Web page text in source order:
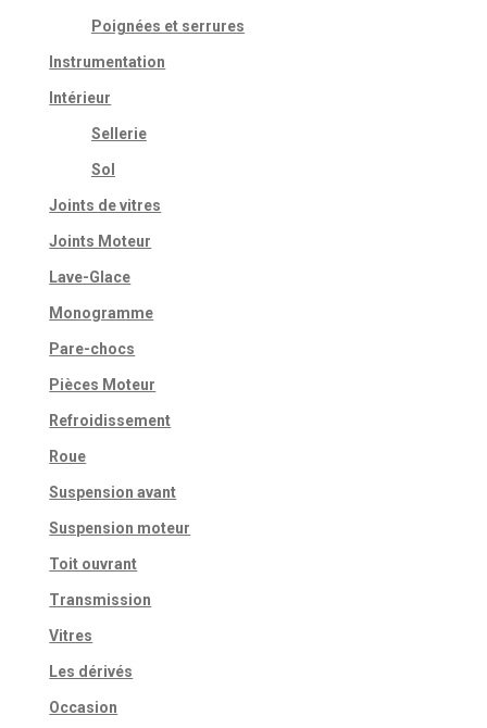
Poignées et serrures
Instrumentation
Intérieur
Sellerie
Sol
Joints de vitres
Joints Moteur
Lave-Glace
Monogramme
Pare-chocs
Pièces Moteur
Refroidissement
Roue
Suspension avant
Suspension moteur
Toit ouvrant
Transmission
Vitres
Les dérivés
Occasion